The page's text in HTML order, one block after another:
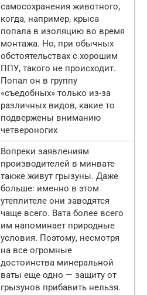
самосохранения животного,
когда, например, крыса
попала в изоляцию во время
монтажа. Но, при обычных
обстоятельствах с хорошим
ППУ, такого не происходит.
Попал он в группу
«съедобных» только из-за
различных видов, какие то
подвержены вниманию
четвероногих
Вопреки заявлениям
производителей в минвате
также живут грызуны. Даже
больше: именно в этом
утеплителе они заводятся
чаще всего. Вата более всего
им напоминает природные
условия. Поэтому, несмотря
на все огромные
достоинства минеральной
ваты еще одно — защиту от
грызунов прибавить нельзя.